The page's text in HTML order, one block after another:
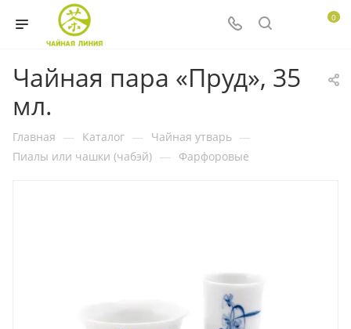
0
Чайная пара «Пруд», 35
мл.
Главная — Каталог — Чайная утварь —
Пиалы или чашки (чабэй) — Фарфоровые